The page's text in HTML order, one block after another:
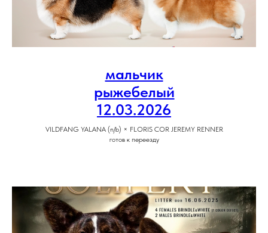
мальчик
рыжебелый
12.03.2026
VILDFANG YALANA (n/b) × FLORIS COR JEREMY RENNER
готов к переезду